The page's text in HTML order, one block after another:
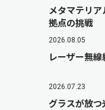
メタマテリ
拠点の挑戦
2026.08.05
レーザー無
2026.07.23
グラスが放つ